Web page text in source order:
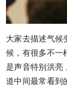
大家去描述气候
候，有很多不一
是声音特别洪亮
道中间最常看到